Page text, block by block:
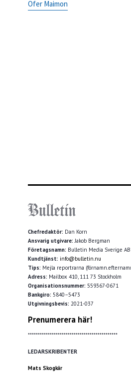
Ofer Maimon
Chefredaktör: Dan Korn
Ansvarig utgivare:Jakob Bergman
Företagsnamn: Bulletin Media Sverige AB
Kundtjänst: info@bulletin.nu
Tips: Mejla reportrarna
Adress: Mailbox 410, 111 73 Stockholm
Organisationsnummer: 559367-0671
Bankgiro: 5840–5473
Utgivningsbevis: 2021-037
Prenumerera här!
*********************************************
LEDARSKRIBENTER
Mats Skogkär